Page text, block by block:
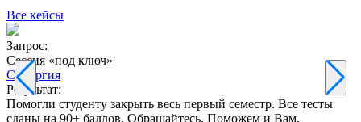
Все кейсы
Запрос:
Сессия «под ключ»
Синергия
Результат:
Помогли студенту закрыть весь первый семестр. Все тесты
сданы на 90+ баллов. Обращайтесь. Поможем и Вам.